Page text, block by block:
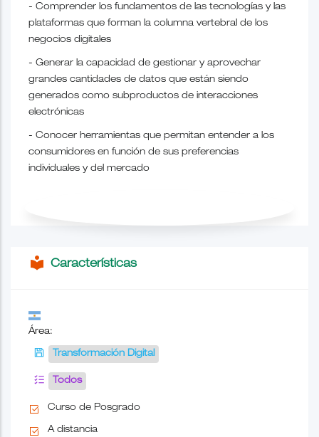
- Comprender los fundamentos de las tecnologías y las
plataformas que forman la columna vertebral de los
negocios digitales
- Generar la capacidad de gestionar y aprovechar
grandes cantidades de datos que están siendo
generados como subproductos de interacciones
electrónicas
- Conocer herramientas que permitan entender a los
consumidores en función de sus preferencias
individuales y del mercado
local_library Características
Área:
Transformación Digital
Todos
Curso de Posgrado
A distancia